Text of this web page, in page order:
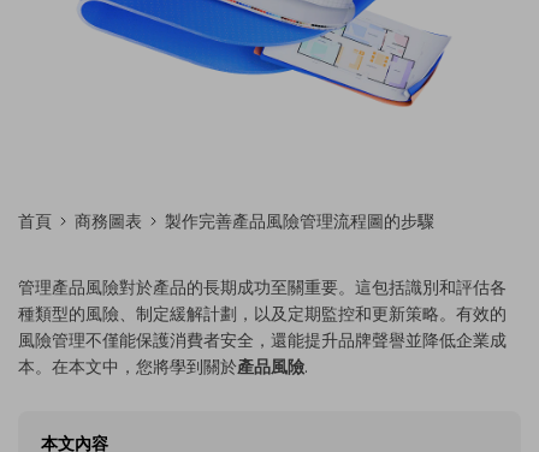
首頁 商務圖表 製作完善產品風險管理流程圖的步驟
管理產品風險對於產品的長期成功至關重要。這包括識別和評估各
種類型的風險、制定緩解計劃，以及定期監控和更新策略。有效的
風險管理不僅能保護消費者安全，還能提升品牌聲譽並降低企業成
本。在本文中，您將學到關於產品風險.
本文內容